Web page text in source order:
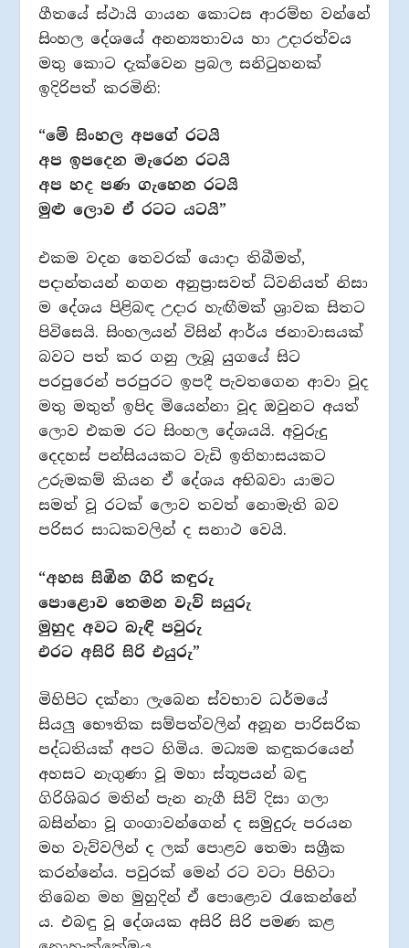
ගීතයේ ස්ථායි ගායන කොටස ආරම්භ වන්නේ
සිංහල දේශයේ අනන්‍යතාවය හා උදාරත්වය
මතු කොට දැක්වෙන ප්‍රබල සනිටුහනක්
ඉදිරිපත් කරමිනි:
“මේ සිංහල අපගේ රටයි
අප ඉපදෙන මැරෙන රටයි
අප හද පණ ගැහෙන රටයි
මුළු ලොව ඒ රටට යටයි”
එකම වදන තෙවරක් යොදා තිබීමත්,
පදාන්තයන් නගන අනුප්‍රාසවත් ධ්වනියත් නිසා
ම දේශය පිළිබඳ උදාර හැඟීමක් ශ්‍රාවක සිතට
පිවිසෙයි. සිංහලයන් විසින් ආර්ය ජනාවාසයක්
බවට පත් කර ගනු ලැබූ යුගයේ සිට
පරපුරෙන් පරපුරට ඉපදී පැවතගෙන ආවා වූද
මතු මතුත් ඉපිද මියෙන්නා වූද ඔවුනට අයත්
ලොව එකම රට සිංහල දේශයයි. අවුරුදු
දෙදහස් පන්සියයකට වැඩි ඉතිහාසයකට
උරුමකම් කියන ඒ දේශය අභිබවා යාමට
සමත් වූ රටක් ලොව තවත් නොමැති බව
පරිසර සාධකවලින් ද සනාථ වෙයි.
“අහස සිඹින ගිරි කඳුරු
පොළොව තෙමන වැව් සයුරු
මුහුද අවට බැඳි පවුරු
එරට අසිරි සිරි එයුරු”
මිහිපිට දක්නා ලැබෙන ස්වභාව ධර්මයේ
සියලු‍ භෞතික සම්පත්වලින් අනූන පාරිසරික
පද්ධතියක් අපට හිමිය. මධ්‍යම කඳුකරයෙන්
අහසට නැගුණා වූ මහා ස්තූපයන් බඳු
ගිරිශිඛර මතින් පැන නැගී සිව් දිසා ගලා
බසින්නා වූ ගංගාවන්ගෙන් ද සමුදුරු පරයන
මහ වැව්වලින් ද ලක් පොළව තෙමා සශ්‍රීක
කරන්නේය. පවුරක් මෙන් රට වටා පිහිටා
තිබෙන මහ මුහුදින් ඒ පොළොව රැකෙන්නේ
ය. එබඳු වූ දේශයක අසිරි සිරි පමණ කළ